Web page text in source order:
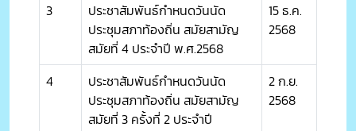
3
ประชาสัมพันธ์กำหนดวันนัด
ประชุมสภาท้องถิ่น สมัยสามัญ
สมัยที่ 4 ประจำปี พ.ศ.2568
15 ธ.ค.
2568
4
ประชาสัมพันธ์กำหนดวันนัด
ประชุมสภาท้องถิ่น สมัยสามัญ
สมัยที่ 3 ครั้งที่ 2 ประจำปี
2 ก.ย.
2568